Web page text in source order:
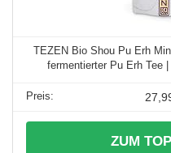
TEZEN Bio Shou Pu Erh
fermentierter Pu Erh Tee
ZUM